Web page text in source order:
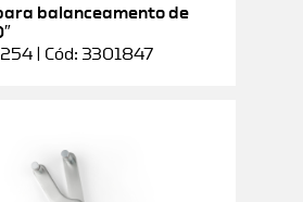
balanceamento de
| Cód: 3301847